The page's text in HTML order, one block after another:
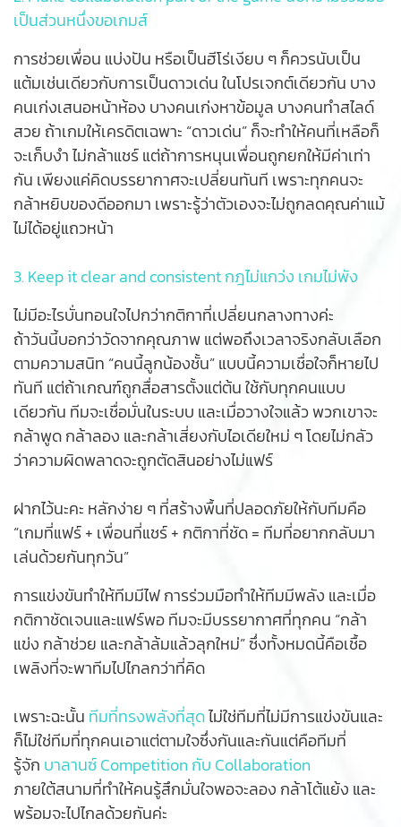
เป็นส่วนหนึ่งขอเกมส์
การช่วยเพื่อน แบ่งปัน หรือเป็นฮีโร่เงียบ ๆ ก็ควรนับเป็น
แต้มเช่นเดียวกับการเป็นดาวเด่น ในโปรเจกต์เดียวกัน บาง
คนเก่งเสนอหน้าห้อง บางคนเก่งหาข้อมูล บางคนทำสไลด์
สวย ถ้าเกมให้เครดิตเฉพาะ “ดาวเด่น” ก็จะทำให้คนที่เหลือก็
จะเก็บงำ ไม่กล้าแชร์ แต่ถ้าการหนุนเพื่อนถูกยกให้มีค่าเท่า
กัน เพียงแค่คิดบรรยากาศจะเปลี่ยนทันที เพราะทุกคนจะ
กล้าหยิบของดีออกมา เพราะรู้ว่าตัวเองจะไม่ถูกลดคุณค่าแม้
ไม่ได้อยู่แถวหน้า
3. Keep it clear and consistent กฎไม่แกว่ง เกมไม่พัง
ไม่มีอะไรบั่นทอนใจไปกว่ากติกาที่เปลี่ยนกลางทางค่ะ
ถ้าวันนี้บอกว่าวัดจากคุณภาพ แต่พอถึงเวลาจริงกลับเลือก
ตามความสนิท “คนนี้ลูกน้องชั้น” แบบนี้ความเชื่อใจก็หายไป
ทันที แต่ถ้าเกณฑ์ถูกสื่อสารตั้งแต่ต้น ใช้กับทุกคนแบบ
เดียวกัน ทีมจะเชื่อมั่นในระบบ และเมื่อวางใจแล้ว พวกเขาจะ
กล้าพูด กล้าลอง และกล้าเสี่ยงกับไอเดียใหม่ ๆ โดยไม่กลัว
ว่าความผิดพลาดจะถูกตัดสินอย่างไม่แฟร์
ฝากไว้นะคะ หลักง่าย ๆ ที่สร้างพื้นที่ปลอดภัยให้กับทีมคือ
“เกมที่แฟร์ + เพื่อนที่แชร์ + กติกาที่ชัด = ทีมที่อยากกลับมา
เล่นด้วยกันทุกวัน”
การแข่งขันทำให้ทีมมีไฟการร่วมมือทำให้ทีมมีพลัง และเมื่อ
กติกาชัดเจนและแฟร์พอ ทีมจะมีบรรยากาศที่ทุกคน “กล้า
แข่ง กล้าช่วย และกล้าล้มแล้วลุกใหม่”ซึ่งทั้งหมดนี้คือเชื้อ
เพลิงที่จะพาทีมไปไกลกว่าที่คิด
เพราะฉะนั้น ทีมที่ทรงพลังที่สุดไม่ใช่ทีมที่ไม่มีการแข่งขันและ
ก็ไม่ใช่ทีมที่ทุกคนเอาแต่ตามใจซึ่งกันและกันแต่คือทีมที่
รู้จัก บาลานซ์ Competition กับ Collaboration
ภายใต้สนามที่ทำให้คนรู้สึกมั่นใจพอจะลอง กล้าโต้แย้ง และ
พร้อมจะไปไกลด้วยกันค่ะ